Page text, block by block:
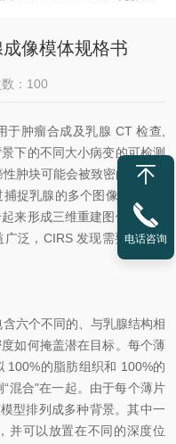
像模体规格书
：100
于肿瘤合成及乳腺 CT 检查,
下的不同大小病变的可检测
肿块可能会被致密的乳腺组
捉乳腺的多个图像“切片"来
来形成三维重建图像。随着
泛，CIRS 发现需要一种更
六个不同的、与乳腺结构相
如何掩盖潜在目标。每个薄
100%的脂肪组织和 100%的
混合"在一起。由于每个薄片
型排列成多种背景。其中一
并可以放置在不同的深度位
电话咨询